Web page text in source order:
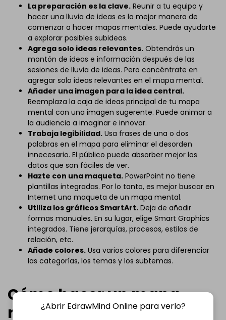
La preparación es la clave. Reunir a tu equipo y
hacer una lluvia de ideas es la mejor manera de
comenzar a hacer mapas mentales. Puede ayudarte
a explorar posibles subideas.
Agrega solo ideas relevantes. Obtendrás un
montón de ideas e información después de las
sesiones de lluvia de ideas. Pero concéntrate en
agregar solo ideas relevantes en el mapa mental.
Añader una imagen para la idea central.
Reemplaza la caja de ideas principal de tu mapa
mental con una imagen sugerente. Puede animar a
la audiencia a imaginar e innovar.
Trabaja legibilidad. Usa frases de una o dos
palabras en el mapa para eliminar el desorden
innecesario. El público puede absorber mejor los
datos que son fáciles de ver.
Hazte con una maqueta. PowerPoint no tiene
plantillas integradas. Por lo tanto, es mejor buscar en
Internet una maqueta de un mapa mental.
Utiliza los gráficos SmartArt. Deja de añadir
formas manuales. En su lugar, elige Smart Graphics
integrados. Tiene jerarquías, procesos, estilos de
relación, etc.
Añade colores. Usa varios colores para diferenciar
las categorías, los temas y los subtemas.
Cómo hacer un mapa
mental en Edrawmind
¿Abrir EdrawMind Online para verlo?